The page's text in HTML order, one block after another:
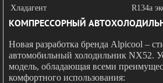
Хладагент
R134a
КОМПРЕССОРНЫЙ
Новая разработка бренда Alpicool –
автомобильный холодильник NX52.
модель, обладающая всеми
комфортного использования: